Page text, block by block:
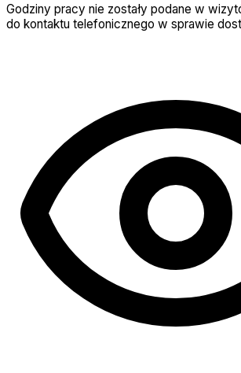
Godziny pracy nie zostały podane w
do kontaktu telefonicznego w sprawie